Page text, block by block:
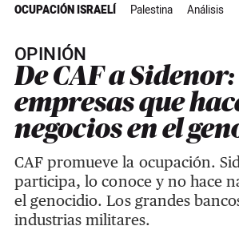
OCUPACIÓN ISRAELÍ Palestina Análisis
OPINIÓN
De CAF a
empresas que
negocios en el
CAF promueve la ocupación.
participa, lo conoce y no hace
el genocidio. Los grandes
industrias militares.